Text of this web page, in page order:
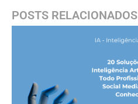
POSTS RELACIONADOS